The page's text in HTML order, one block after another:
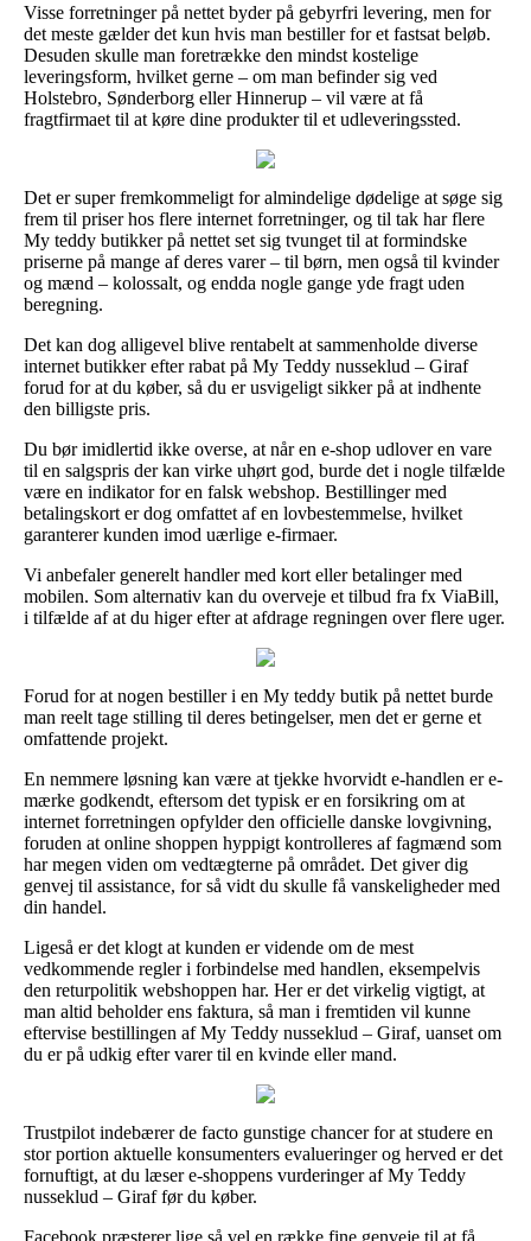
Visse forretninger på nettet byder på gebyrfri levering, men for
det meste gælder det kun hvis man bestiller for et fastsat beløb.
Desuden skulle man foretrække den mindst kostelige
leveringsform, hvilket gerne – om man befinder sig ved
Holstebro, Sønderborg eller Hinnerup – vil være at få
fragtfirmaet til at køre dine produkter til et udleveringssted.
Det er super fremkommeligt for almindelige dødelige at søge sig
frem til priser hos flere internet forretninger, og til tak har flere
My teddy butikker på nettet set sig tvunget til at formindske
priserne på mange af deres varer – til børn, men også til kvinder
og mænd – kolossalt, og endda nogle gange yde fragt uden
beregning.
Det kan dog alligevel blive rentabelt at sammenholde diverse
internet butikker efter rabat på My Teddy nusseklud – Giraf
forud for at du køber, så du er usvigeligt sikker på at indhente
den billigste pris.
Du bør imidlertid ikke overse, at når en e-shop udlover en vare
til en salgspris der kan virke uhørt god, burde det i nogle tilfælde
være en indikator for en falsk webshop. Bestillinger med
betalingskort er dog omfattet af en lovbestemmelse, hvilket
garanterer kunden imod uærlige e-firmaer.
Vi anbefaler generelt handler med kort eller betalinger med
mobilen. Som alternativ kan du overveje et tilbud fra fx ViaBill,
i tilfælde af at du higer efter at afdrage regningen over flere uger.
Forud for at nogen bestiller i en My teddy butik på nettet burde
man reelt tage stilling til deres betingelser, men det er gerne et
omfattende projekt.
En nemmere løsning kan være at tjekke hvorvidt e-handlen er e-
mærke godkendt, eftersom det typisk er en forsikring om at
internet forretningen opfylder den officielle danske lovgivning,
foruden at online shoppen hyppigt kontrolleres af fagmænd som
har megen viden om vedtægterne på området. Det giver dig
genvej til assistance, for så vidt du skulle få vanskeligheder med
din handel.
Ligeså er det klogt at kunden er vidende om de mest
vedkommende regler i forbindelse med handlen, eksempelvis
den returpolitik webshoppen har. Her er det virkelig vigtigt, at
man altid beholder ens faktura, så man i fremtiden vil kunne
eftervise bestillingen af My Teddy nusseklud – Giraf, uanset om
du er på udkig efter varer til en kvinde eller mand.
Trustpilot indebærer de facto gunstige chancer for at studere en
stor portion aktuelle konsumenters evalueringer og herved er det
fornuftigt, at du læser e-shoppens vurderinger af My Teddy
nusseklud – Giraf før du køber.
Facebook præsterer lige så vel en række fine genveje til at få